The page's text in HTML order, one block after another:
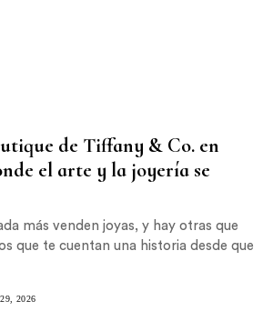
de Tiffany & Co. en
el arte y la joyería se
más venden joyas, y hay otras que
que te cuentan una historia desde que
2026